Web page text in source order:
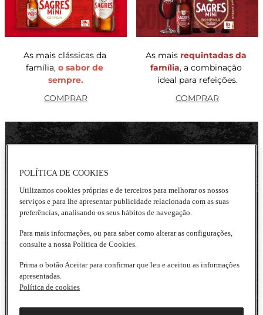
As mais clássicas da
família, o sabor de
sempre.
COMPRAR
As mais requintadas da
família, a combinação
ideal para refeições.
COMPRAR
POLÍTICA DE COOKIES
Utilizamos cookies próprias e de terceiros para melhorar os nossos
serviços e para lhe apresentar publicidade relacionada com as suas
preferências, analisando os seus hábitos de navegação.
Para mais informações, ou para saber como alterar as configurações,
consulte a nossa Política de Cookies.
Prima o botão Aceitar para confirmar que leu e aceitou as informações
apresentadas.
Política de cookies